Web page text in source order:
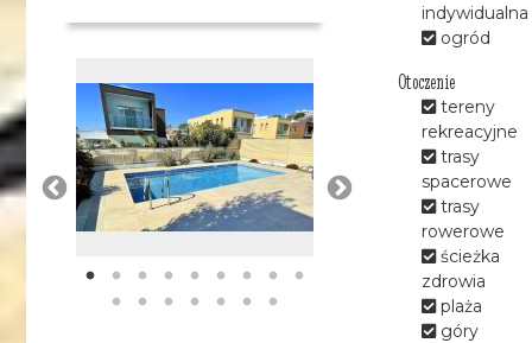
indywidualna
ogród
Otoczenie
tereny
rekreacyjne
trasy
spacerowe
trasy
rowerowe
ścieżka
zdrowia
plaża
góry